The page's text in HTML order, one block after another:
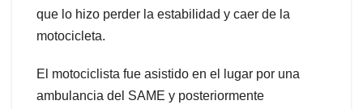
que lo hizo perder la estabilidad y caer de la
motocicleta.
El motociclista fue asistido en el lugar por una
ambulancia del SAME y posteriormente